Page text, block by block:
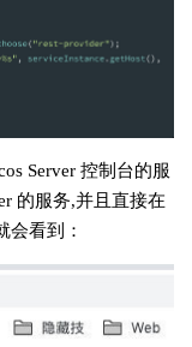
Server 控制台的服
的服务,并且直接在
会看到：